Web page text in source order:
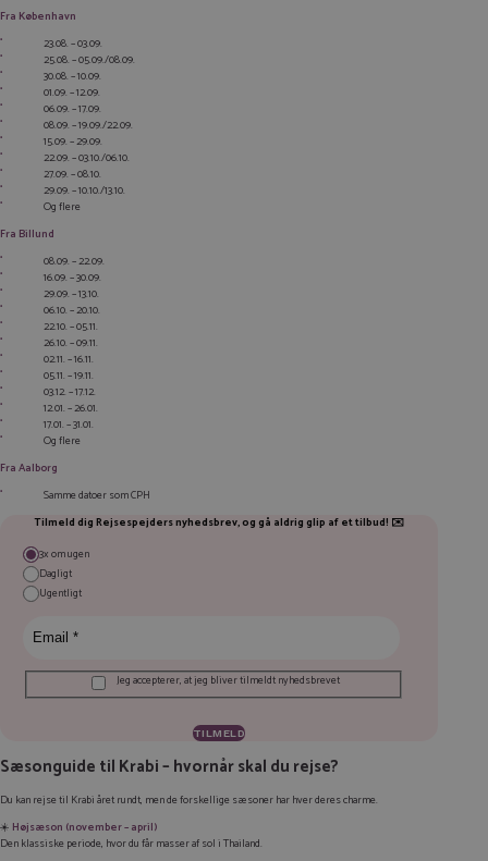
Fra København
23.08. – 03.09.
25.08. – 05.09./08.09.
30.08. – 10.09.
01.09. – 12.09.
06.09. – 17.09.
08.09. – 19.09./22.09.
15.09. – 29.09.
22.09. – 03.10./06.10.
27.09. – 08.10.
29.09. – 10.10./13.10.
Og flere
Fra Billund
08.09. – 22.09.
16.09. – 30.09.
29.09. – 13.10.
06.10. – 20.10.
22.10. – 05.11.
26.10. – 09.11.
02.11. – 16.11.
05.11. – 19.11.
03.12. – 17.12.
12.01. – 26.01.
17.01. – 31.01.
Og flere
Fra Aalborg
Samme datoer som CPH
Tilmeld dig Rejsespejders nyhedsbrev, og gå aldrig glip af et tilbud! ✉️
3x om ugen
Dagligt
Ugentligt
Jeg accepterer, at jeg bliver tilmeldt nyhedsbrevet
Sæsonguide til Krabi – hvornår skal du rejse?
Du kan rejse til Krabi året rundt, men de forskellige sæsoner har hver deres charme.
☀️ Højsæson (november – april)
Den klassiske periode, hvor du får masser af sol i Thailand.